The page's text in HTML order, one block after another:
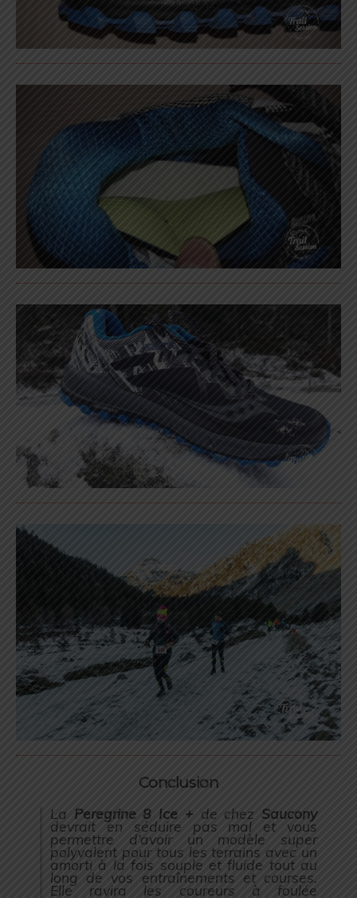
Conclusion
La Peregrine 8 Ice + de chez Saucony
devrait en séduire pas mal et vous
permettre d’avoir un modèle super
polyvalent pour tous les terrains avec un
amorti à la fois souple et fluide tout au
long de vos entraînements et courses.
Elle ravira les coureurs à foulée